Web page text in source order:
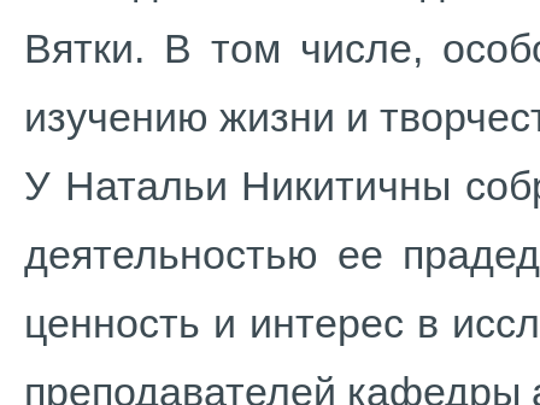
Вятки. В том числе,
изучению жизни и
У Натальи Никитичны
деятельностью ее
ценность и интерес в
преподавателей кафедры